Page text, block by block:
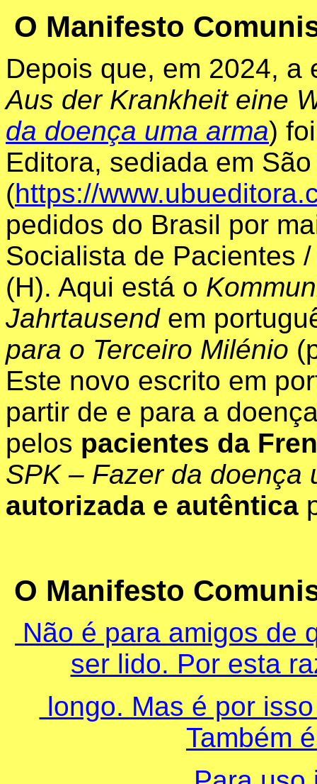
O Manifesto
Depois que, em 2024, a
Aus der Krankheit eine
da doença uma arma) foi
Editora, sediada em
(https://
pedidos do Brasil por
Socialista de Pacientes
(H). Aqui está o
Jahrtausend em
para o Terceiro Milénio (
Este novo escrito em
partir de e para a
pelos pacientes da
SPK – Fazer da doença
autorizada e autêntica
O Manifesto
Não é para amigos de
ser lido. Por esta
longo. Mas é por
Também